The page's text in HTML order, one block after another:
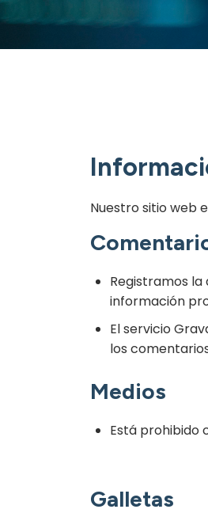
Nuestro sitio web
Registramos
información
El servicio
los
Medios
Está prohibido
Galletas